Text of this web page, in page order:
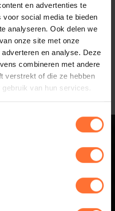
en advertenties te
social media te bieden
analyseren. Ook delen we
onze site met onze
en analyse. Deze
combineren met andere
verstrekt of die ze hebben
van hun services.